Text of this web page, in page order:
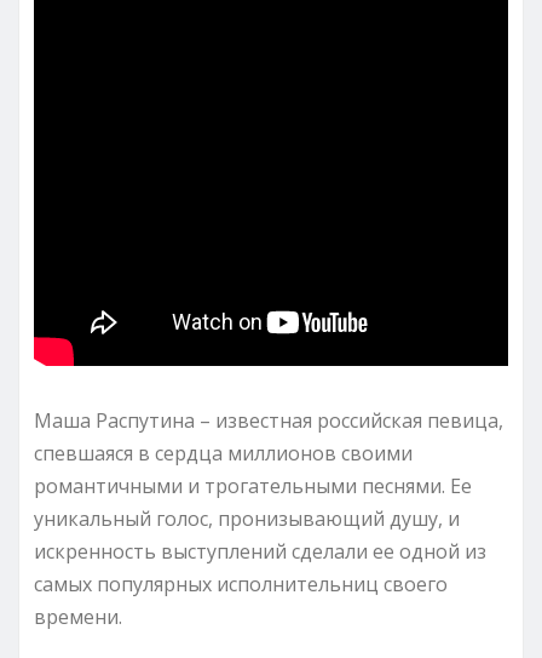
Маша Распутина – известная российская певица,
спевшаяся в сердца миллионов своими
романтичными и трогательными песнями. Ее
уникальный голос, пронизывающий душу, и
искренность выступлений сделали ее одной из
самых популярных исполнительниц своего
времени.